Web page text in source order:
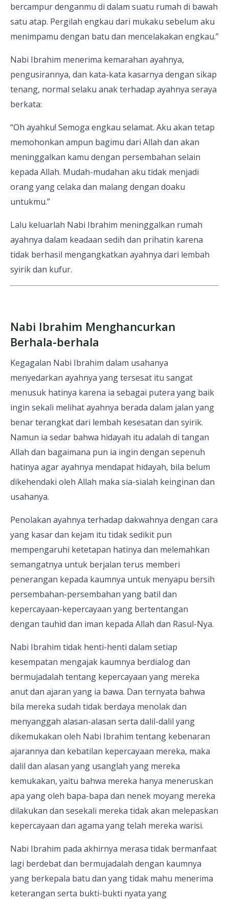
bercampur denganmu di dalam suatu rumah di bawah
satu atap. Pergilah engkau dari mukaku sebelum aku
menimpamu dengan batu dan mencelakakan engkau.”
Nabi Ibrahim menerima kemarahan ayahnya,
pengusirannya, dan kata-kata kasarnya dengan sikap
tenang, normal selaku anak terhadap ayahnya seraya
berkata:
“Oh ayahku! Semoga engkau selamat. Aku akan tetap
memohonkan ampun bagimu dari Allah dan akan
meninggalkan kamu dengan persembahan selain
kepada Allah. Mudah-mudahan aku tidak menjadi
orang yang celaka dan malang dengan doaku
untukmu.”
Lalu keluarlah Nabi Ibrahim meninggalkan rumah
ayahnya dalam keadaan sedih dan prihatin karena
tidak berhasil mengangkatkan ayahnya dari lembah
syirik dan kufur.
Nabi Ibrahim Menghancurkan
Berhala-berhala
Kegagalan Nabi Ibrahim dalam usahanya
menyedarkan ayahnya yang tersesat itu sangat
menusuk hatinya karena ia sebagai putera yang baik
ingin sekali melihat ayahnya berada dalam jalan yang
benar terangkat dari lembah kesesatan dan syirik.
Namun ia sedar bahwa hidayah itu adalah di tangan
Allah dan bagaimana pun ia ingin dengan sepenuh
hatinya agar ayahnya mendapat hidayah, bila belum
dikehendaki oleh Allah maka sia-sialah keinginan dan
usahanya.
Penolakan ayahnya terhadap dakwahnya dengan cara
yang kasar dan kejam itu tidak sedikit pun
mempengaruhi ketetapan hatinya dan melemahkan
semangatnya untuk berjalan terus memberi
penerangan kepada kaumnya untuk menyapu bersih
persembahan-persembahan yang batil dan
kepercayaan-kepercayaan yang bertentangan
dengan tauhid dan iman kepada Allah dan Rasul-Nya.
Nabi Ibrahim tidak henti-henti dalam setiap
kesempatan mengajak kaumnya berdialog dan
bermujadalah tentang kepercayaan yang mereka
anut dan ajaran yang ia bawa. Dan ternyata bahwa
bila mereka sudah tidak berdaya menolak dan
menyanggah alasan-alasan serta dalil-dalil yang
dikemukakan oleh Nabi Ibrahim tentang kebenaran
ajarannya dan kebatilan kepercayaan mereka, maka
dalil dan alasan yang usanglah yang mereka
kemukakan, yaitu bahwa mereka hanya meneruskan
apa yang oleh bapa-bapa dan nenek moyang mereka
dilakukan dan sesekali mereka tidak akan melepaskan
kepercayaan dan agama yang telah mereka warisi.
Nabi Ibrahim pada akhirnya merasa tidak bermanfaat
lagi berdebat dan bermujadalah dengan kaumnya
yang berkepala batu dan yang tidak mahu menerima
keterangan serta bukti-bukti nyata yang